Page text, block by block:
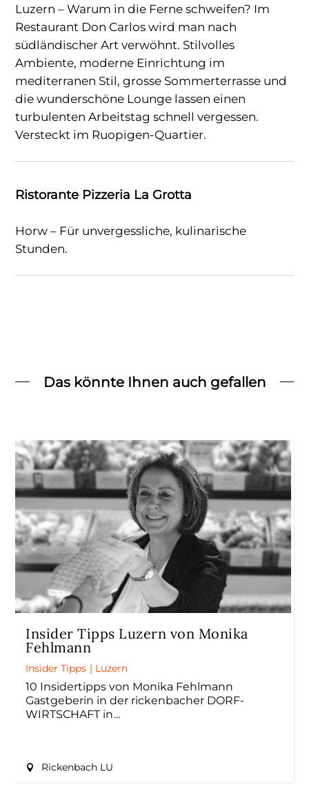
Luzern – Warum in die Ferne schweifen? Im
Restaurant Don Carlos wird man nach
südländischer Art verwöhnt. Stilvolles
Ambiente, moderne Einrichtung im
mediterranen Stil, grosse Sommerterrasse und
die wunderschöne Lounge lassen einen
turbulenten Arbeitstag schnell vergessen.
Versteckt im Ruopigen-Quartier.
Ristorante Pizzeria La Grotta
Horw – Für unvergessliche, kulinarische
Stunden.
Das könnte Ihnen auch gefallen
Insider Tipps Luzern von Monika
Fehlmann
Insider Tipps | Luzern
10 Insidertipps von Monika Fehlmann
Gastgeberin in der rickenbacher DORF-
WIRTSCHAFT in
Rickenbach LU